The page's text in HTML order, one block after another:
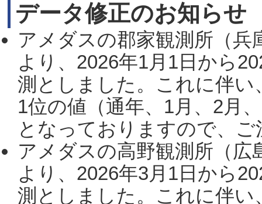
データ修正のお知らせ
アメダスの郡家観測所（
より、2026年1月1日から
測としました。これに伴い
1位の値（通年、1月、2月
となっておりますので、
アメダスの高野観測所（
より、2026年3月1日から
測としました。これに伴い